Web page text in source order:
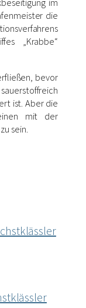
im
die
„Krabbe“
bevor
ist. Aber die
mit der
sein.